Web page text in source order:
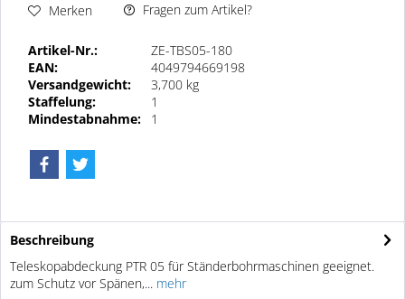
Merken Fragen zum Artikel?
Artikel-Nr.:
ZE-TBS05-180
EAN:
4049794669198
Versandgewicht:
3,700 kg
Staffelung:
1
Mindestabnahme:
1
Beschreibung
Teleskopabdeckung PTR 05 für Ständerbohrmaschinen geeignet.
zum Schutz vor Spänen,... mehr